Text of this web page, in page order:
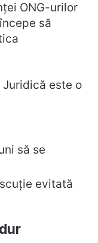
ONG-urilor
să
Juridică este o
să se
evitată